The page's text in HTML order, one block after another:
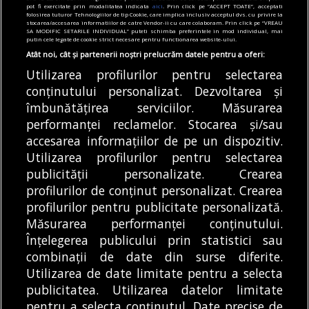
ajutor pentru îngrijirea bebelușilor. Cât
valorează tichetul social
05/08/2026
Articole Știri
Noi întreruperi de curent în București, Ilfov
și Giurgiu. Rețele Electrice Muntenia
transmite lista actualizată a străzilor
afectate
MODIFICĂ SETĂRILE COOKIES
© Copyright 2025 - Buletin de București.
Găzduit dePresslabs.com. Powered by TRS Design.
Despre
Noi
Media
Kit
Politică De
Confidențialitate
Cookie
Policy (EU)
Cookie
Policy
pot fi exercitate prin modalitatea indicata aici . Prin click pe “ACCEPT TOATE”, acceptati
folosirea tuturor Tehnologiilor de tip Cookie, care implica inclusiv acceptul dvs. cu privire la
stocarea/accesarea informatiilor de catre Vendor-ii cu care colaboram. Prin click pe “VREAU
SA MODIFIC SETARILE INDIVIDUAL” puteti schimba preferintele in mod individual, mai
putin cele legate de cookie strict necesare pentru functionarea website-ului.
Atât noi, cât și partenerii noștri prelucrăm datele pentru a oferi:
Utilizarea profilurilor pentru selectarea
conținutului personalizat. Dezvoltarea și
îmbunătățirea serviciilor. Măsurarea
performanței reclamelor. Stocarea și/sau
accesarea informațiilor de pe un dispozitiv.
Utilizarea profilurilor pentru selectarea
publicității personalizate. Crearea
profilurilor de conținut personalizat. Crearea
profilurilor pentru publicitate personalizată.
Măsurarea performanței conținutului.
Înțelegerea publicului prin statistici sau
combinații de date din surse diferite.
Utilizarea de date limitate pentru a selecta
publicitatea. Utilizarea datelor limitate